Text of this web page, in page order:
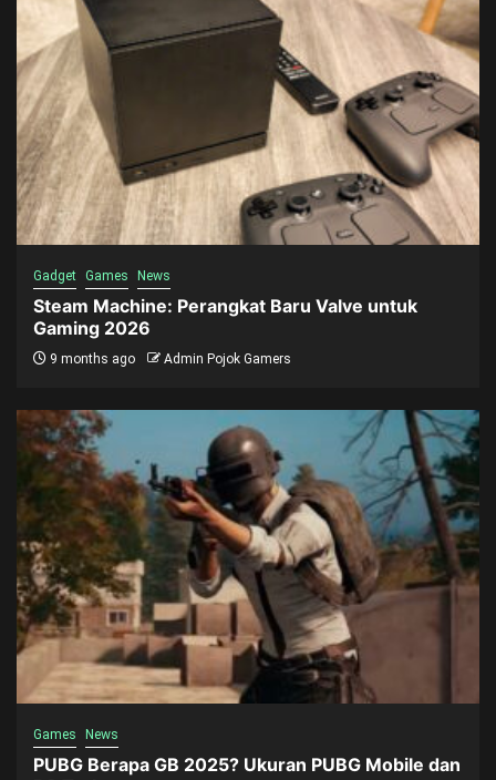
Gadget Games News
Steam Machine: Perangkat Baru Valve untuk
Gaming 2026
9 months ago Admin Pojok Gamers
Games News
PUBG Berapa GB 2025? Ukuran PUBG Mobile dan